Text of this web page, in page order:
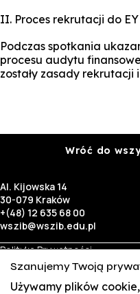
II. Proces rekrutacji do
Podczas spotkania
procesu audytu
zostały zasady rekrutacji
Wróć do
Al. Kijowska 14
30-079 Kraków
+(48) 12 635 68 00
wszib@wszib.edu.pl
Polityka Prywatności
RODO
Identyfikacja wizualna
Szanujemy Twoją
Używamy plików